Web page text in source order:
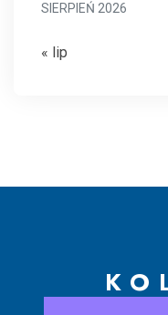
SIERPIEŃ 2026
« lip